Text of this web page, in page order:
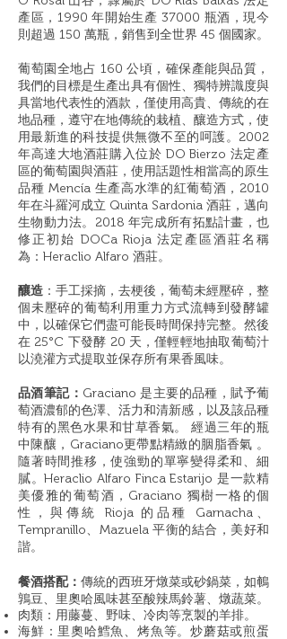
產區，1990 年開始⽣產 37000 瓶酒，現今
則超過 150 萬瓶，銷售到全世界 45 個國家。
葡萄園全地占 160 公頃，確保產能與品質，
我們的⽬標是⽣產出具有個性、獨特辨識度與
具當地代表性的酒款，僅使⽤⾼貴、傳統的在
地品種，遵守在地傳統的栽植、釀造⽅式，使
⽤最新進的科技提供無微不⾄的呵護。2002
年⾼達⼤地酒莊購入位於 DO Bierzo 法定產
區的葡萄園與酒莊，使⽤話題性相當⾼的原⽣
品種 Mencía ⽣產⾼⽔準的紅葡萄酒，2010
年在⽃羅河成立 Quinta Sardonia 酒莊，邁向
⽣物動⼒法。2018 年完成所有拓點計畫，也
修正初始 DOCa Rioja 法定產區酒莊名稱
為：Heraclio Alfaro 酒莊。
釀造 ：手工採摘，去梗後，葡萄未經壓碎，整
個未壓碎的葡萄利用重力方式流轉到發酵罐
中，以確保它們盡可能長時間保持完整。然後
在 25°C 下發酵 20 天，僅輕輕地抽取葡萄汁
以澆灌方式提取並保存所有果香風味。
品酒筆記： Graciano 是主要的品種，賦予葡
萄酒濃郁的色澤、活力和清新感，以及該品種
特有的黑色水果和甘草香氣。 經過三年的瓶
中陳釀，Graciano更帶點精緻的胭脂香氣 。
隨著時間推移，使強勁的單寧變得柔和、細
膩。Heraclio Alfaro Finca Estarijo 是一款精
美優雅的葡萄酒，Graciano 獨樹一格的個
性，與傳統 Rioja 的品種 Garnacha、
Tempranillo、Mazuela 平衡的結合，美好和
諧。
餐酒搭配： 傳統的西班牙燉菜或砂鍋菜，如鵪
鶉豆、里奧哈風味甚至酸辣馬鈴薯、燉蔬菜。
肉類：用藤蔓、野味、冷肉等烹製的羊排。
海鮮：里奧哈鱈魚、烤魚等。炒蘑菇或煎蛋